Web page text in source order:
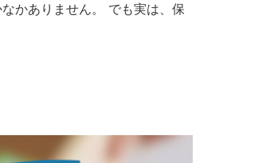
かありません。 でも実は、保